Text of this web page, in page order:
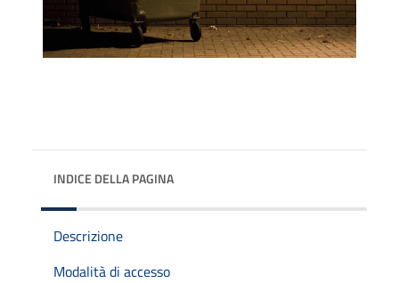
INDICE DELLA PAGINA
Descrizione
Modalità di accesso